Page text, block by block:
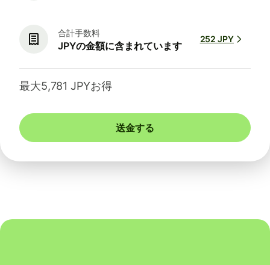
合計手数料
JPYの金額に含まれています
252 JPY
最大5,781 JPYお得
送金する